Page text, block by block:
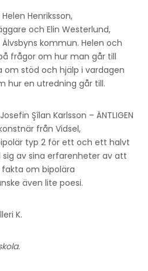
Henriksson,
och Elin Westerlund,
kommun. Helen och
frågor om hur man går till
om stöd och hjälp i vardagen
hur en utredning går till.
Şîlan Karlsson – ÄNTLIGEN
från Vidsel,
typ 2 för ett och ett halvt
sig av sina erfarenheter av att
fakta om bipolära
även lite poesi.
K.